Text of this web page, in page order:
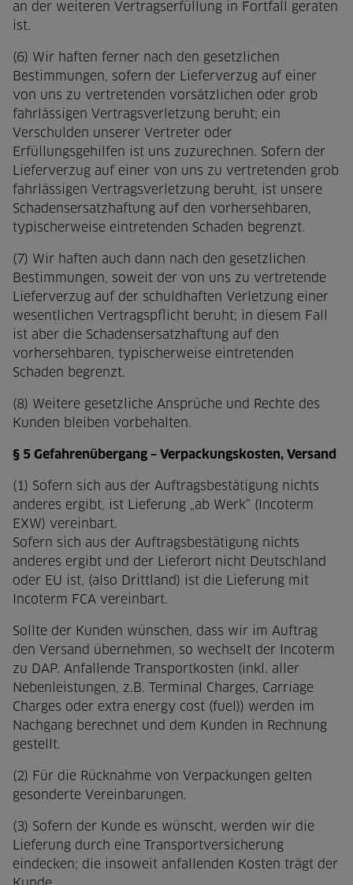
an der weiteren Vertragserfüllung in Fortfall geraten
ist.
(6) Wir haften ferner nach den gesetzlichen
Bestimmungen, sofern der Lieferverzug auf einer
von uns zu vertretenden vorsätzlichen oder grob
fahrlässigen Vertragsverletzung beruht; ein
Verschulden unserer Vertreter oder
Erfüllungsgehilfen ist uns zuzurechnen. Sofern der
Lieferverzug auf einer von uns zu vertretenden grob
fahrlässigen Vertragsverletzung beruht, ist unsere
Schadensersatzhaftung auf den vorhersehbaren,
typischerweise eintretenden Schaden begrenzt.
(7) Wir haften auch dann nach den gesetzlichen
Bestimmungen, soweit der von uns zu vertretende
Lieferverzug auf der schuldhaften Verletzung einer
wesentlichen Vertragspflicht beruht; in diesem Fall
ist aber die Schadensersatzhaftung auf den
vorhersehbaren, typischerweise eintretenden
Schaden begrenzt.
(8) Weitere gesetzliche Ansprüche und Rechte des
Kunden bleiben vorbehalten.
§ 5 Gefahrenübergang – Verpackungskosten, Versand
(1) Sofern sich aus der Auftragsbestätigung nichts
anderes ergibt, ist Lieferung „ab Werk“ (Incoterm
EXW) vereinbart.
Sofern sich aus der Auftragsbestätigung nichts
anderes ergibt und der Lieferort nicht Deutschland
oder EU ist, (also Drittland) ist die Lieferung mit
Incoterm FCA vereinbart.
Sollte der Kunden wünschen, dass wir im Auftrag
den Versand übernehmen, so wechselt der Incoterm
zu DAP. Anfallende Transportkosten (inkl. aller
Nebenleistungen, z.B. Terminal Charges, Carriage
Charges oder extra energy cost (fuel)) werden im
Nachgang berechnet und dem Kunden in Rechnung
gestellt.
(2) Für die Rücknahme von Verpackungen gelten
gesonderte Vereinbarungen.
(3) Sofern der Kunde es wünscht, werden wir die
Lieferung durch eine Transportversicherung
eindecken; die insoweit anfallenden Kosten trägt der